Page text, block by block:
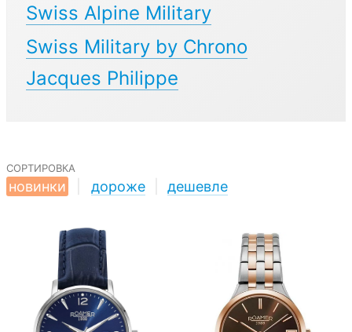
Swiss Alpine Military
Swiss Military by Chrono
Jacques Philippe
сортировка
новинки
дороже дешевле